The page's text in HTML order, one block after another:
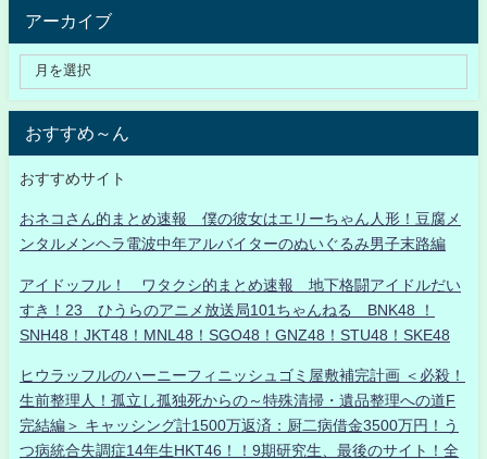
アーカイブ
おすすめ～ん
おすすめサイト
おネコさん的まとめ速報 僕の彼女はエリーちゃん人形！豆腐メ
ンタルメンヘラ電波中年アルバイターのぬいぐるみ男子末路編
アイドッフル！ ワタクシ的まとめ速報 地下格闘アイドルだい
すき！23 ひうらのアニメ放送局101ちゃんねる BNK48 ！
SNH48！JKT48！MNL48！SGO48！GNZ48！STU48！SKE48
ヒウラッフルのハーニーフィニッシュゴミ屋敷補完計画 ＜必殺！
生前整理人！孤立し孤独死からの～特殊清掃・遺品整理への道F
完結編＞ キャッシング計1500万返済：厨二病借金3500万円！う
つ病統合失調症14年生HKT46！！9期研究生、最後のサイト！全